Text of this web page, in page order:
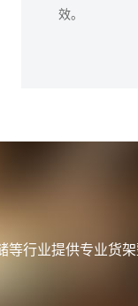
效。
等行业提供专业货